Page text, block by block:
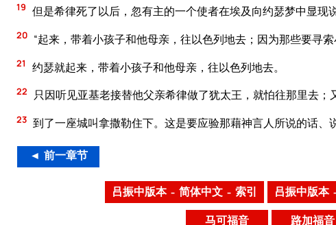
19 但是希律死了以后，忽有主的一个使者在埃及向约瑟梦中显现
20 “起来，带着小孩子和他母亲，往以色列地去；因为那些要寻
21 约瑟就起来，带着小孩子和他母亲，往以色列地去。
22 只因听见亚基老接替他父亲希律做了犹太王，就怕往那里去；
23 到了一座城叫拿撒勒住下。这是要应验那藉神言人所说的话、
◄ 前一章节
吕振中版本 – 简体中文 – 索引 吕振中版本
马可福音 路加福音